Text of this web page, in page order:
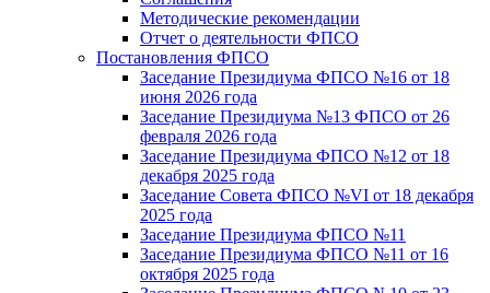
Методические рекомендации
Отчет о деятельности ФПСО
Постановления ФПСО
Заседание Президиума ФПСО №16 от 18
июня 2026 года
Заседание Президиума №13 ФПСО от 26
февраля 2026 года
Заседание Президиума ФПСО №12 от 18
декабря 2025 года
Заседание Совета ФПСО №VI от 18 декабря
2025 года
Заседание Президиума ФПСО №11
Заседание Президиума ФПСО №11 от 16
октября 2025 года